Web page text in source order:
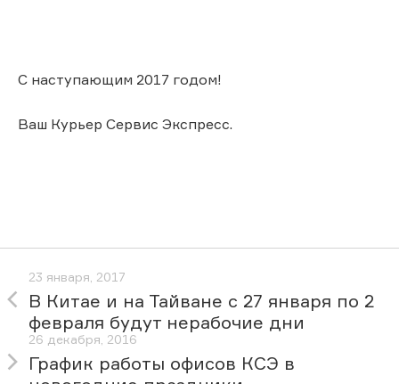
С наступающим 2017 годом!
Ваш Курьер Сервис Экспресс.
23 января, 2017
В Китае и на Тайване с 27 января по 2
февраля будут нерабочие дни
26 декабря, 2016
График работы офисов КСЭ в